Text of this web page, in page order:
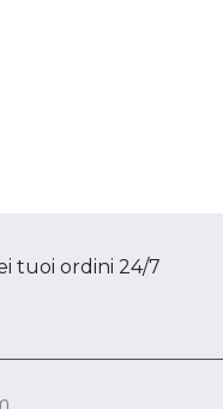
tuoi ordini 24/7